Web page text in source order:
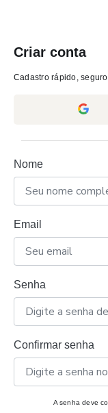
Criar conta
Cadastro rápido,
Nome
Email
Senha
Confirmar senha
A senha deve